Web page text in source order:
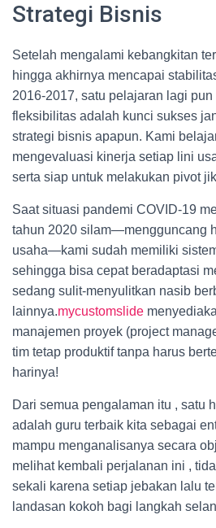
Strategi Bisnis
Setelah mengalami kebangkitan
hingga akhirnya mencapai
2016-2017, satu pelajaran lagi pun
fleksibilitas adalah kunci sukses
strategi bisnis apapun. Kami
mengevaluasi kinerja setiap lini
serta siap untuk melakukan pivot
Saat situasi pandemi COVID-19
tahun 2020 silam—mengguncang
usaha—kami sudah memiliki
sehingga bisa cepat beradaptasi
sedang sulit-menyulitkan nasib
lainnya.mycustomslide
manajemen proyek (project
tim tetap produktif tanpa harus
harinya!
Dari semua pengalaman itu , satu
adalah guru terbaik kita sebagai
mampu menganalisanya secara
melihat kembali perjalanan ini ,
sekali karena setiap jebakan lalu
landasan kokoh bagi langkah